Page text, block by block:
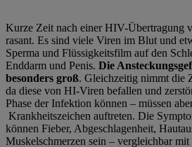
Kurze Zeit nach einer HIV-Übertragung
rasant. Es sind viele Viren im Blut und
Sperma und Flüssigkeitsfilm auf den
Enddarm und Penis. Die
besonders groß. Gleichzeitig nimmt die
da diese von HI-Viren befallen und
Phase der Infektion können – müssen
Krankheitszeichen auftreten. Die
können Fieber, Abgeschlagenheit,
Muskelschmerzen sein – vergleichbar